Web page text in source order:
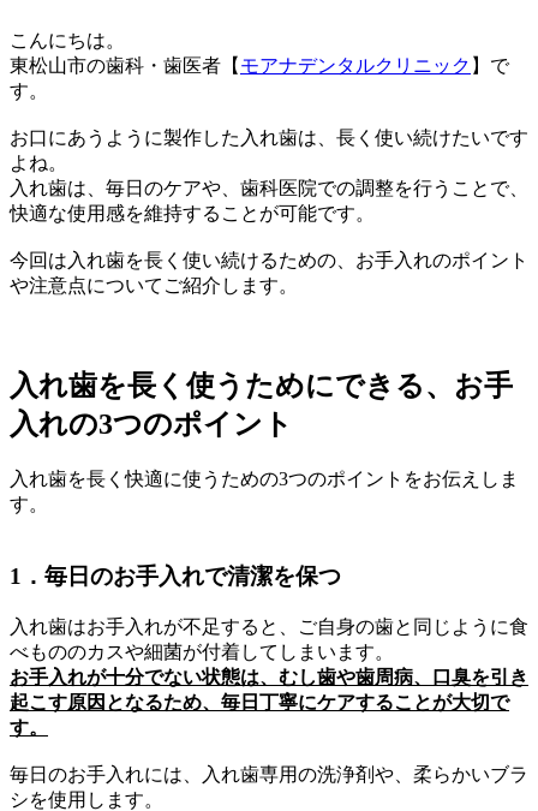
こんにちは。
東松山市の歯科・歯医者【 モアナデンタルクリニック 】で
す。
お口にあうように製作した入れ歯は、長く使い続けたいです
よね。
入れ歯は、毎日のケアや、歯科医院での調整を行うことで、
快適な使用感を維持することが可能です。
今回は入れ歯を長く使い続けるための、お手入れのポイント
や注意点についてご紹介します。
入れ歯を長く使うためにできる、お手
入れの3つのポイント
入れ歯を長く快適に使うための3つのポイントをお伝えしま
す。
1．毎日のお手入れで清潔を保つ
入れ歯はお手入れが不足すると、ご自身の歯と同じように食
べもののカスや細菌が付着してしまいます。
お手入れが十分でない状態は、むし歯や歯周病、口臭を引き
起こす原因となるため、毎日丁寧にケアすることが大切で
す。
毎日のお手入れには、入れ歯専用の洗浄剤や、柔らかいブラ
シを使用します。